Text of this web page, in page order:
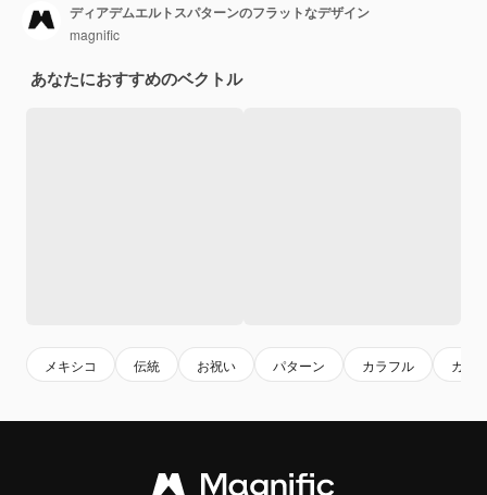
ディアデムエルトスパターンのフラットなデザイン
magnific
あなたにおすすめのベクトル
メキシコ 伝統 お祝い パターン カラフル カラ